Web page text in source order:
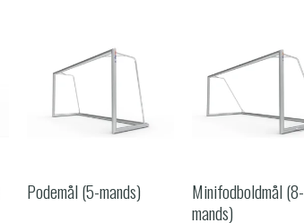
Podemål (5-mands)
Minifodboldmål (8-
mands)